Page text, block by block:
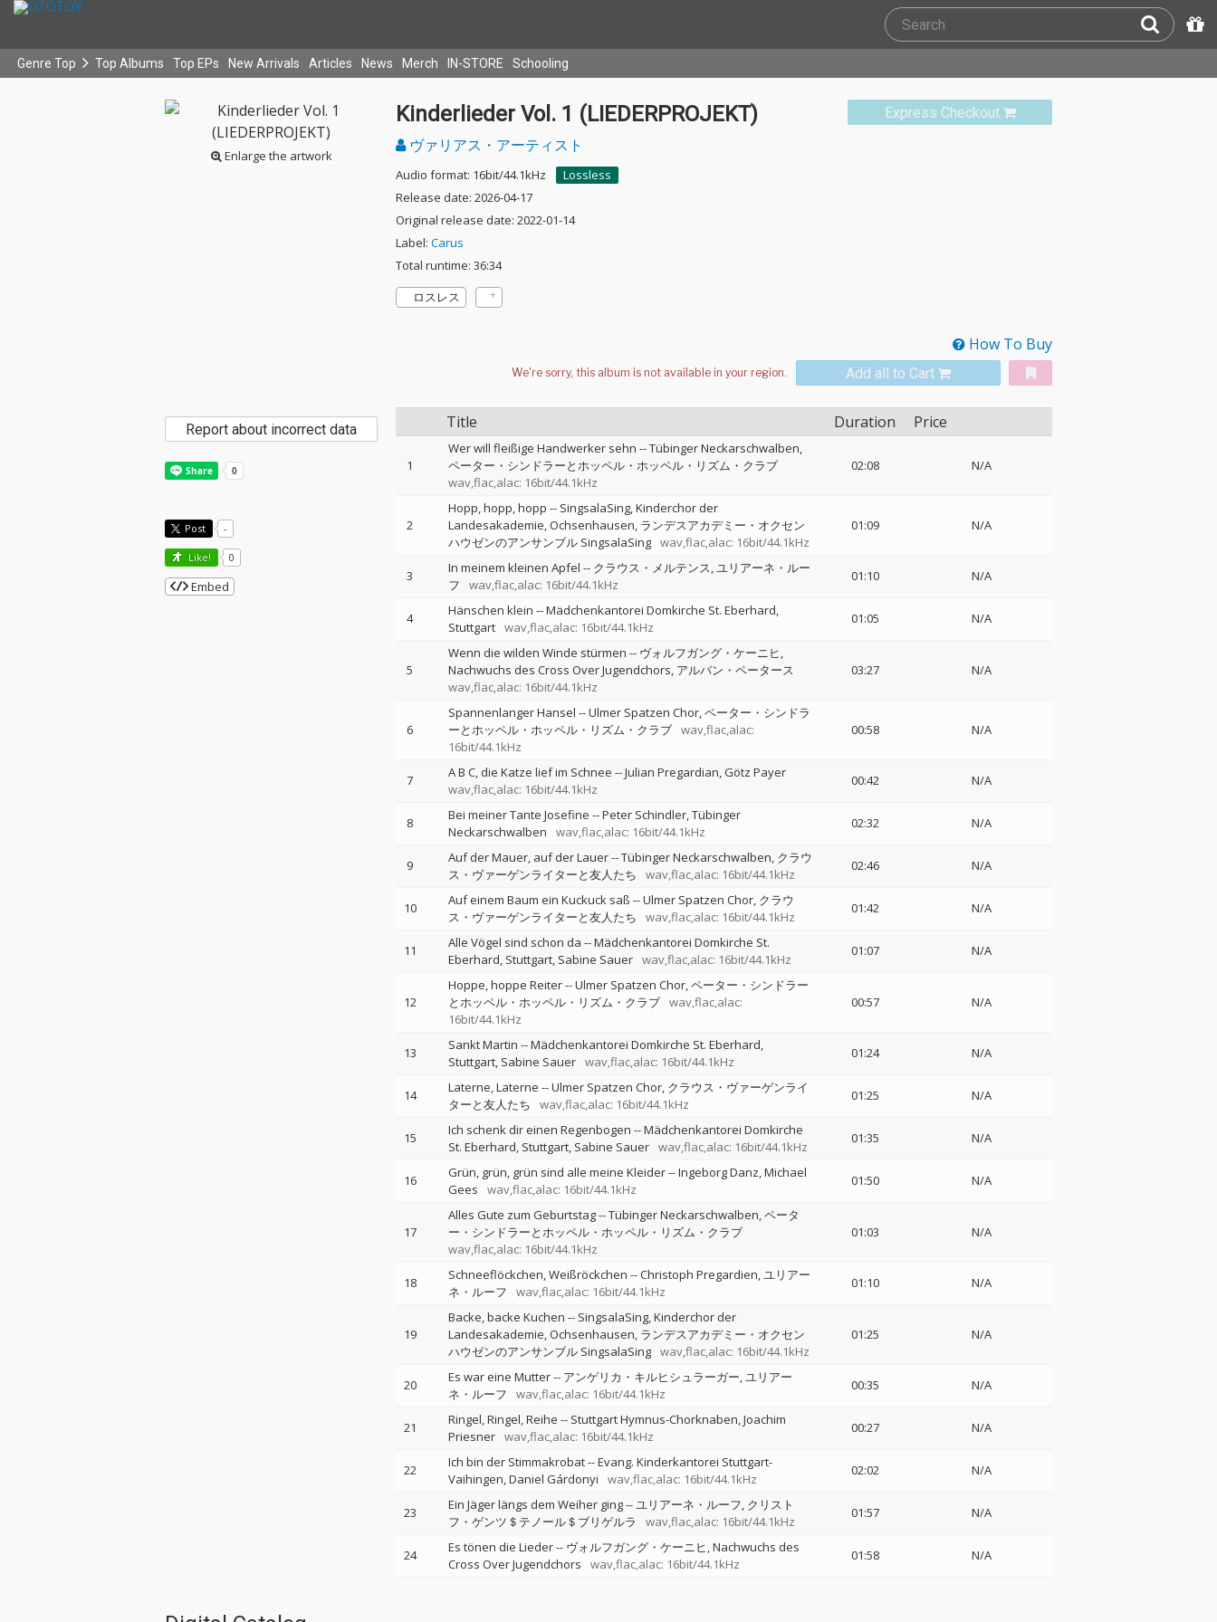
Genre Top Top Albums Top EPs New Arrivals Articles News Merch IN-STORE Schooling
Enlarge the artwork
Express Checkout
Kinderlieder Vol. 1 (LIEDERPROJEKT)
ヴァリアス・アーティスト
Audio format: 16bit/44.1kHz
Lossless
Release date: 2026-04-17
Original release date: 2022-01-14
Label: Carus
Total runtime: 36:34
ロスレス
How To Buy
Add all to Cart
Title Duration Price
1
Wer will fleißige Handwerker sehn --Tübinger Neckarschwalben
ペーター・シンドラーとホッペル・ホッペル・リズム・クラブ
wav,flac,alac: 16bit/44.1kHz
02:08 N/A
2
Hopp, hopp, hopp -- SingsalaSing, Kinderchor der
Landesakademie, Ochsenhausen ランデスアカデミー・オクセン
ハウゼンのアンサンブル SingsalaSing wav,flac,alac: 16bit/44.1kHz
01:09 N/A
3 In meinem kleinen Apfel -- クラウス・メルテンス ユリアーネ・ルー
フ
wav,flac,alac: 16bit/44.1kHz
01:10 N/A
4 Hänschen klein --Mädchenkantorei Domkirche St. Eberhard,
Stuttgart wav,flac,alac: 16bit/44.1kHz
01:05 N/A
5
Wenn die wilden Winde stürmen -- ヴォルフガング・ケーニヒ
Nachwuchs des Cross Over Jugendchors アルバン・ペータース
wav,flac,alac: 16bit/44.1kHz
03:27 N/A
6
Spannenlanger Hansel --Ulmer Spatzen Chor ペーター・シンドラ
ーとホッペル・ホッペル・リズム・クラブ wav,flac,alac:
16bit/44.1kHz
00:58 N/A
7 A B C, die Katze lief im Schnee --Julian Pregardian Götz Payer
wav,flac,alac: 16bit/44.1kHz
00:42 N/A
8 Bei meiner Tante Josefine --Peter Schindler Tübinger
Neckarschwalben
wav,flac,alac: 16bit/44.1kHz
02:32 N/A
9 Auf der Mauer, auf der Lauer--Tübinger Neckarschwalben クラウ
ス・ヴァーゲンライターと友人たち
wav,flac,alac: 16bit/44.1kHz
02:46 N/A
10 Auf einem Baum ein Kuckuck saß --Ulmer Spatzen Chor クラウ
ス・ヴァーゲンライターと友人たち
wav,flac,alac: 16bit/44.1kHz
01:42 N/A
11 Alle Vögel sind schon da --Mädchenkantorei Domkirche St.
Eberhard, Stuttgart Sabine Sauer wav,flac,alac: 16bit/44.1kHz
01:07 N/A
12
Hoppe, hoppe Reiter--Ulmer Spatzen Chor ペーター・シンドラー
とホッペル・ホッペル・リズム・クラブ wav,flac,alac:
16bit/44.1kHz
00:57 N/A
13 Sankt Martin --Mädchenkantorei Domkirche St. Eberhard,
Stuttgart Sabine Sauer wav,flac,alac: 16bit/44.1kHz
01:24 N/A
14 Laterne, Laterne --Ulmer Spatzen Chor クラウス・ヴァーゲンライ
ターと友人たち
wav,flac,alac: 16bit/44.1kHz
01:25 N/A
15 Ich schenk dir einen Regenbogen --Mädchenkantorei Domkirche
St. Eberhard, Stuttgart Sabine Sauer wav,flac,alac: 16bit/44.1kHz
01:35 N/A
16 Grün, grün, grün sind alle meine Kleider--Ingeborg Danz Michael
Gees
wav,flac,alac: 16bit/44.1kHz
01:50 N/A
17
Alles Gute zum Geburtstag--Tübinger Neckarschwalben ペータ
ー・シンドラーとホッペル・ホッペル・リズム・クラブ
wav,flac,alac: 16bit/44.1kHz
01:03 N/A
18 Schneeflöckchen, Weißröckchen --Christoph Pregardien ユリアー
ネ・ルーフ
wav,flac,alac: 16bit/44.1kHz
01:10 N/A
19
Backe, backe Kuchen -- SingsalaSing, Kinderchor der
Landesakademie, Ochsenhausen ランデスアカデミー・オクセン
ハウゼンのアンサンブル SingsalaSing wav,flac,alac: 16bit/44.1kHz
01:25 N/A
20 Es war eine Mutter-- アンゲリカ・キルヒシュラーガー ユリアー
ネ・ルーフ
wav,flac,alac: 16bit/44.1kHz
00:35 N/A
21 Ringel, Ringel, Reihe -- Stuttgart Hymnus-Chorknaben Joachim
Priesner wav,flac,alac: 16bit/44.1kHz
00:27 N/A
22 Ich bin der Stimmakrobat--Evang. Kinderkantorei Stuttgart-
Vaihingen Daniel Gárdonyi wav,flac,alac: 16bit/44.1kHz
02:02 N/A
23 Ein Jäger längs dem Weiher ging--ユリアーネ・ルーフ クリスト
フ・ゲンツ＄テノール＄ブリゲルラ
wav,flac,alac: 16bit/44.1kHz
01:57 N/A
24 Es tönen die Lieder-- ヴォルフガング・ケーニヒ Nachwuchs des
Cross Over Jugendchors
wav,flac,alac: 16bit/44.1kHz
01:58 N/A
Report about incorrect data
Post -
Like! 0
Embed